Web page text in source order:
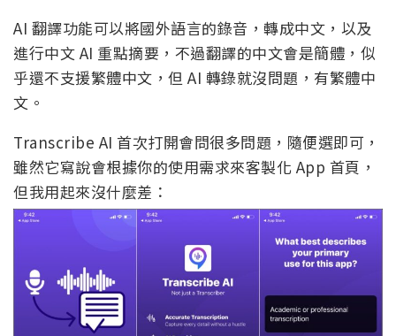
AI 翻譯功能可以將國外語言的錄音，轉成中文，以及
進行中文 AI 重點摘要，不過翻譯的中文會是簡體，似
乎還不支援繁體中文，但 AI 轉錄就沒問題，有繁體中
文。
Transcribe AI 首次打開會問很多問題，隨便選即可，
雖然它寫說會根據你的使用需求來客製化 App 首頁，
但我用起來沒什麼差：